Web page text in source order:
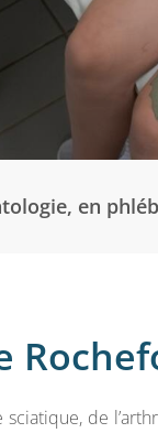
en
de